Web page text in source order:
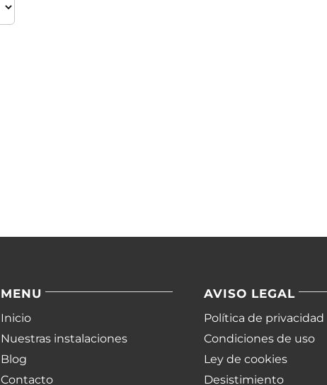
MENU
Inicio
Nuestras instalaciones
Blog
Contacto
AVISO LEGAL
Política de privacidad
Condiciones de uso
Ley de cookies
Desistimiento